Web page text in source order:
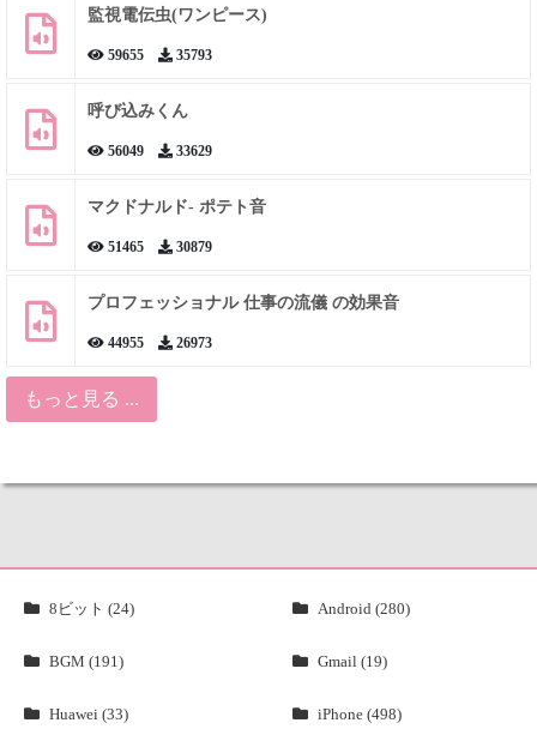
監視電伝虫(ワンピース)
59655 35793
呼び込みくん
56049 33629
マクドナルド- ポテト音
51465 30879
プロフェッショナル 仕事の流儀 の効果音
44955 26973
もっと見る ...
8ビット (24) Android (280)
BGM (191) Gmail (19)
Huawei (33) iPhone (498)